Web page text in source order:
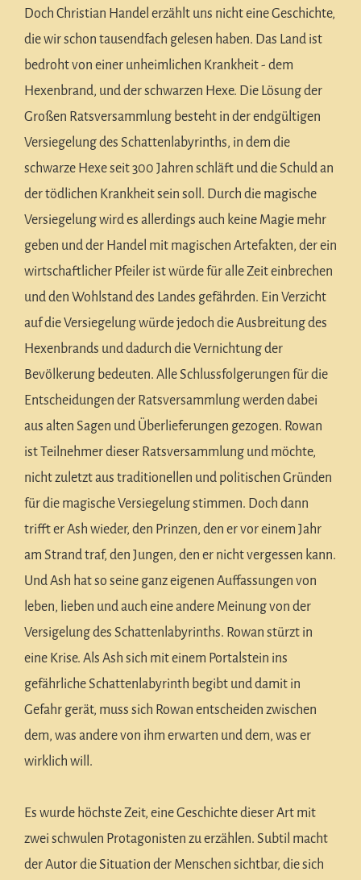
Doch Christian Handel erzählt uns nicht eine Geschichte,
die wir schon tausendfach gelesen haben. Das Land ist
bedroht von einer unheimlichen Krankheit - dem
Hexenbrand, und der schwarzen Hexe. Die Lösung der
Großen Ratsversammlung besteht in der endgültigen
Versiegelung des Schattenlabyrinths, in dem die
schwarze Hexe seit 300 Jahren schläft und die Schuld an
der tödlichen Krankheit sein soll. Durch die magische
Versiegelung wird es allerdings auch keine Magie mehr
geben und der Handel mit magischen Artefakten, der ein
wirtschaftlicher Pfeiler ist würde für alle Zeit einbrechen
und den Wohlstand des Landes gefährden. Ein Verzicht
auf die Versiegelung würde jedoch die Ausbreitung des
Hexenbrands und dadurch die Vernichtung der
Bevölkerung bedeuten. Alle Schlussfolgerungen für die
Entscheidungen der Ratsversammlung werden dabei
aus alten Sagen und Überlieferungen gezogen. Rowan
ist Teilnehmer dieser Ratsversammlung und möchte,
nicht zuletzt aus traditionellen und politischen Gründen
für die magische Versiegelung stimmen. Doch dann
trifft er Ash wieder, den Prinzen, den er vor einem Jahr
am Strand traf, den Jungen, den er nicht vergessen kann.
Und Ash hat so seine ganz eigenen Auffassungen von
leben, lieben und auch eine andere Meinung von der
Versigelung des Schattenlabyrinths. Rowan stürzt in
eine Krise. Als Ash sich mit einem Portalstein ins
gefährliche Schattenlabyrinth begibt und damit in
Gefahr gerät, muss sich Rowan entscheiden zwischen
dem, was andere von ihm erwarten und dem, was er
wirklich will.
Es wurde höchste Zeit, eine Geschichte dieser Art mit
zwei schwulen Protagonisten zu erzählen. Subtil macht
der Autor die Situation der Menschen sichtbar, die sich